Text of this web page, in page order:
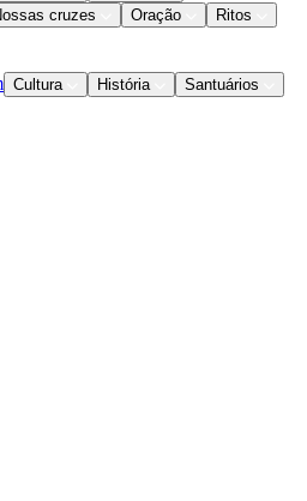
cruzes Oração
Ritos
Cultura História
Santuários